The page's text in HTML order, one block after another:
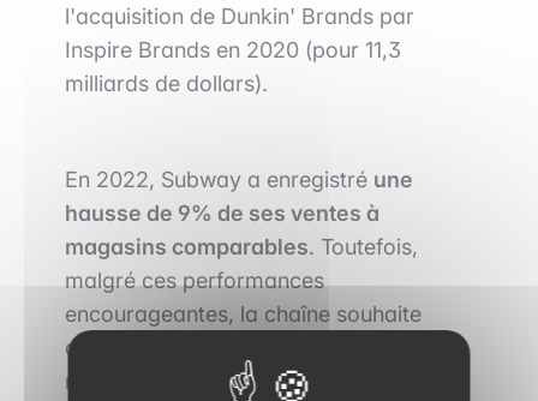
l'acquisition de Dunkin' Brands par
Inspire Brands en 2020 (pour 11,3
milliards de dollars).
En 2022, Subway a enregistré une
hausse de 9% de ses ventes à
magasins comparables. Toutefois,
malgré ces performances
encourageantes, la chaîne souhaite
céder ses activités, principalement en
raison de la hausse des coûts et de la